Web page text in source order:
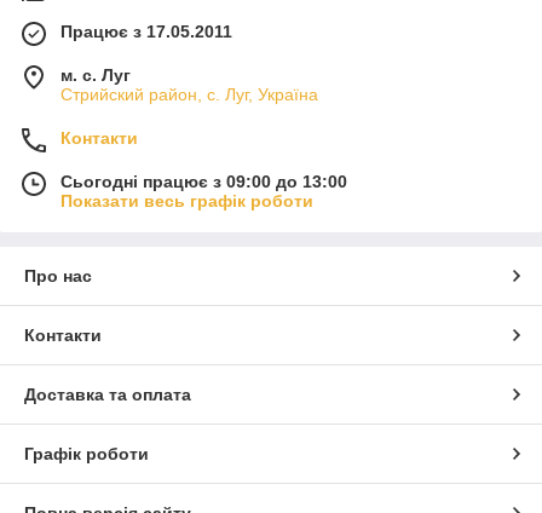
Працює з 17.05.2011
м. с. Луг
Стрийский район, с. Луг, Україна
Контакти
Сьогодні працює з 09:00 до 13:00
Показати весь графік роботи
Про нас
Контакти
Доставка та оплата
Графік роботи